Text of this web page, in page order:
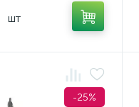
шт
-25%